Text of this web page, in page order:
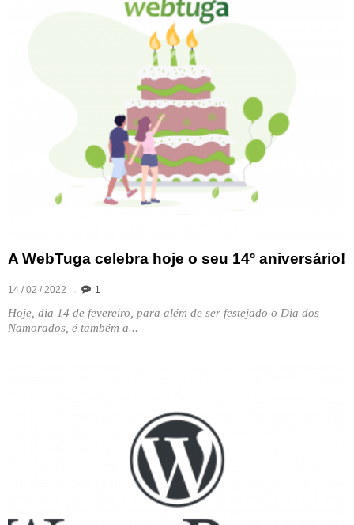
A WebTuga celebra hoje o seu 14º aniversário!
14 / 02 / 2022 1
Hoje, dia 14 de fevereiro, para além de ser festejado o Dia dos
Namorados, é também a...